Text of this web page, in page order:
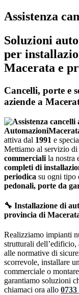
Assistenza
Soluzioni
per
Macerata e
Cancelli, porte e
aziende a
attiva dal 1991 e
Mettiamo al servizio di
commerciali la nostra
completi di
periodica su ogni tipo
pedonali, porte da
🔧 Installazione di
provincia di
Realizziamo impianti
strutturali dell’edificio,
alle normative di
scorrevole, installare
commerciale o
garantiamo soluzioni
chiamaci ora allo 0733